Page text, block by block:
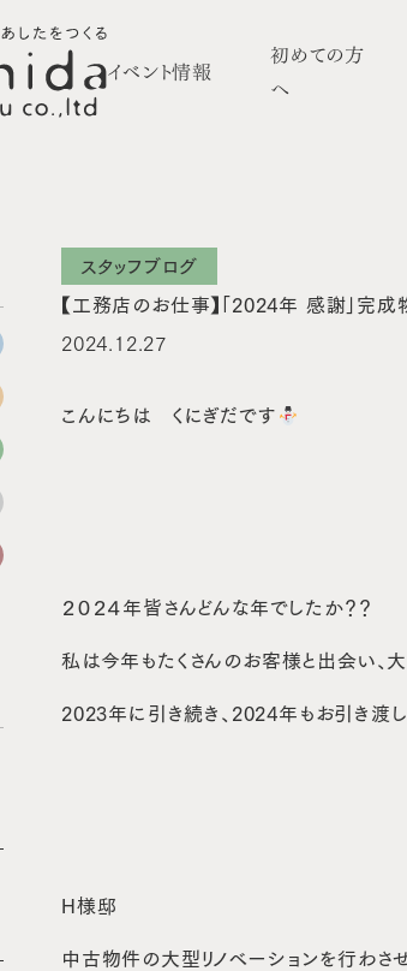
イベント情報
初めての方
へ
スタッフブログ
【工務店のお仕事】「2024年 感謝」完
2024.12.27
こんにちは くにぎだです
２０２４年皆さんどんな年でしたか？？
私は今年もたくさんのお客様と出会い、
2023年に引き続き、2024年もお引き渡
H様邸
中古物件の大型リノベーションを行わさ